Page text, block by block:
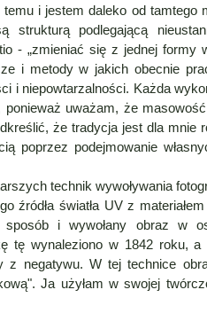
temu i jestem daleko od
strukturą podlegającą
- „zmieniać się z jednej formy
i metody w jakich obecnie
i niepowtarzalności. Każda
uważam, że
że tradycja jest dla mnie
poprzez podejmowanie
technik wywoływania
źródła światła UV z
i wywołany obraz w
tę wynaleziono w 1842 roku,
z negatywu. W tej technice
Ja użyłam w swojej